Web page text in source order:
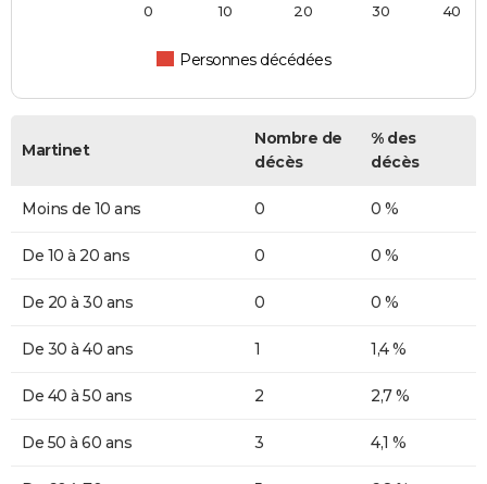
Personnes décédées
0 10 20 30 40
Martinet
Nombre de
décès
% des
décès
Moins de 10 ans 0 0 %
De 10 à 20 ans 0 0 %
De 20 à 30 ans 0 0 %
De 30 à 40 ans 1 1,4 %
De 40 à 50 ans 2 2,7 %
De 50 à 60 ans 3 4,1 %